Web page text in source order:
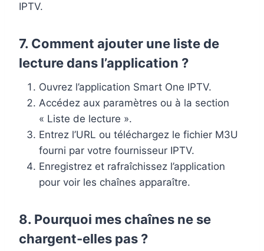
IPTV.
7. Comment ajouter une liste de
lecture dans l’application ?
Ouvrez l’application Smart One IPTV.
Accédez aux paramètres ou à la section
« Liste de lecture ».
Entrez l’URL ou téléchargez le fichier M3U
fourni par votre fournisseur IPTV.
Enregistrez et rafraîchissez l’application
pour voir les chaînes apparaître.
8. Pourquoi mes chaînes ne se
chargent-elles pas ?